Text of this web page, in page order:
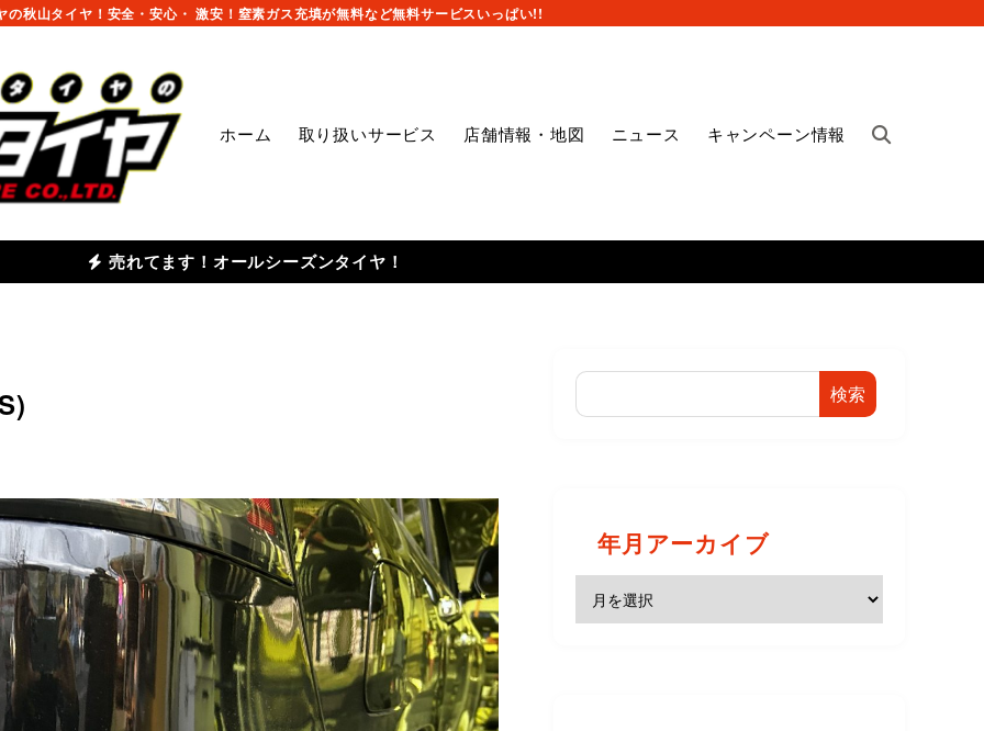
秋山タイヤ！安全・安心・ 激安！窒素ガス充填が無料など無料サービスいっぱい!!
ホーム 取り扱いサービス 店舗情報・地図 ニュース キャンペーン情報
売れてます！オールシーズンタイヤ！
検索
年月アーカイブ